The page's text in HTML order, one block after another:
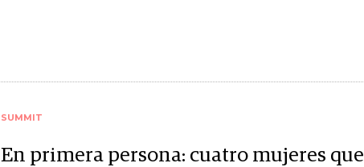
SUMMIT
En primera persona: cuatro mujeres que